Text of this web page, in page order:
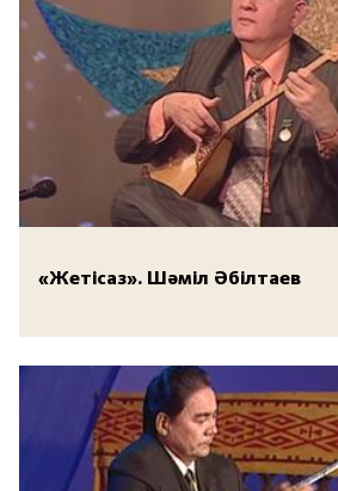
«Жетісаз». Шәміл Әбілтаев